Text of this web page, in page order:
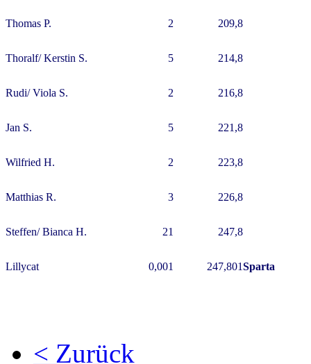
Thomas P. 2 209,8
Thoralf/ Kerstin S. 5 214,8
Rudi/ Viola S. 2 216,8
Jan S. 5 221,8
Wilfried H. 2 223,8
Matthias R. 3 226,8
Steffen/ Bianca H. 21 247,8
Lillycat 0,001 247,801Sparta
< Zurück